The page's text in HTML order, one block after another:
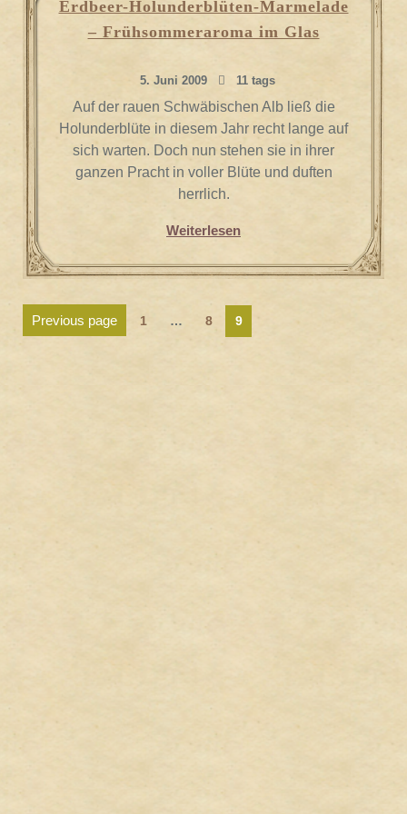
Erdbeer-Holunderblüten-Marmelade
– Frühsommeraroma im Glas
5. Juni 2009 11 tags
Auf der rauen Schwäbischen Alb ließ die
Holunderblüte in diesem Jahr recht lange auf
sich warten. Doch nun stehen sie in ihrer
ganzen Pracht in voller Blüte und duften
herrlich.
Weiterlesen
Seitennummerierung
der
Previous page 1 … 8 Page
9